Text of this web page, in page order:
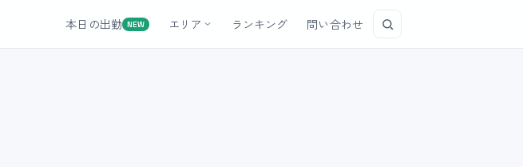
本日の出勤 NEW エリア ランキング 問い合わせ